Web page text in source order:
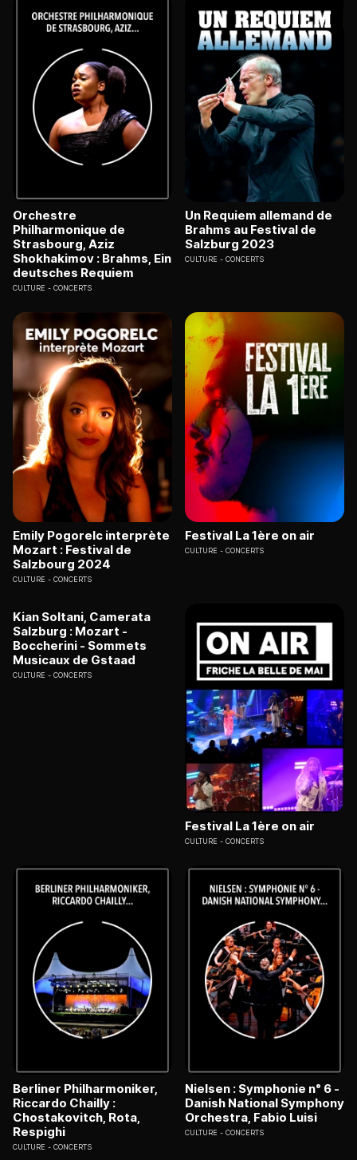
Orchestre
Philharmonique de
Strasbourg, Aziz
Shokhakimov : Brahms, Ein
deutsches Requiem
CULTURE CONCERTS
Un Requiem allemand de
Brahms au Festival de
Salzburg 2023
CULTURE CONCERTS
Emily Pogorelc interprète
Mozart : Festival de
Salzbourg 2024
CULTURE CONCERTS
Festival La 1ère on air
CULTURE CONCERTS
Kian Soltani, Camerata
Salzburg : Mozart -
Boccherini - Sommets
Musicaux de Gstaad
CULTURE CONCERTS
Festival La 1ère on air
CULTURE CONCERTS
Berliner Philharmoniker,
Riccardo Chailly :
Chostakovitch, Rota,
Respighi
CULTURE CONCERTS
Nielsen : Symphonie n° 6 -
Danish National Symphony
Orchestra, Fabio Luisi
CULTURE CONCERTS